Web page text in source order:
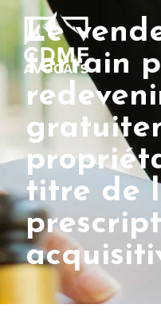
Le
terrain
titre de